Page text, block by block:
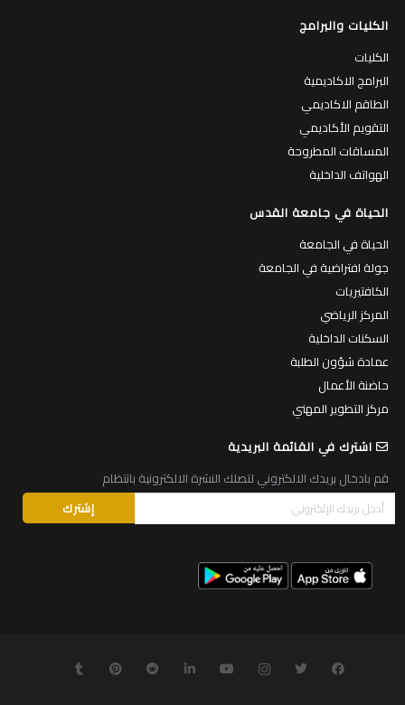
الكليات والبرامج
الكليات
البرامج الاكاديمية
الطاقم الاكاديمي
التقويم الأكاديمي
المساقات المطروحة
الهواتف الداخلية
الحياة في جامعة القدس
الحياة في الجامعة
جولة افتراضية في الجامعة
الكافتيريات
المركز الرياضي
السكنات الداخلية
عمادة شؤون الطلبة
حاضنة الأعمال
مركز التطوير المهني
اشترك في القائمة البريدية
قم بادخال بريدك الالكتروني لتصلك النشرة الالكترونية بانتظام